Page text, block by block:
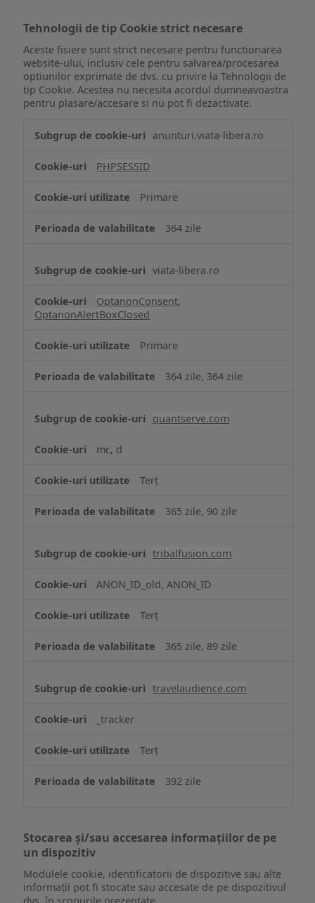
Tehnologii de tip Cookie strict necesare
Aceste fisiere sunt strict necesare pentru functionarea
website-ului, inclusiv cele pentru salvarea/procesarea
optiunilor exprimate de dvs. cu privire la Tehnologii de
tip Cookie. Acestea nu necesita acordul dumneavoastra
pentru plasare/accesare si nu pot fi dezactivate.
de
Cookie
necesare
anunturi.viata-libera.ro
PHPSESSID
Primare
364 zile
viata-libera.ro
OptanonConsent,
OptanonAlertBoxClosed
Primare
364 zile, 364 zile
quantserve.com
mc, d
Terț
365 zile, 90 zile
tribalfusion.com
ANON_ID_old, ANON_ID
Terț
365 zile, 89 zile
travelaudience.com
_tracker
Terț
392 zile
Stocarea și/sau accesarea informațiilor de pe
un dispozitiv
Modulele cookie, identificatorii de dispozitive sau alte
informații pot fi stocate sau accesate de pe dispozitivul